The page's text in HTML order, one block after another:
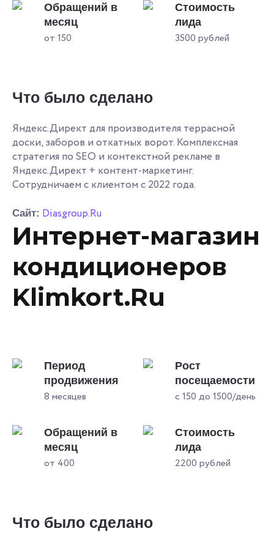
Обращений в
месяц
от 150
Стоимость
лида
3500 рублей
Что было сделано
Яндекс.Директ для производителя террасной
доски, заборов и откатных ворот. Комплексная
стратегия по SEO и контекстной рекламе в
Яндекс.Директ + контент-маркетинг.
Сотрудничаем с клиентом с 2022 года.
Сайт: Diasgroup.Ru
Интернет-магазин
кондиционеров
Klimkort.Ru
Период
продвижения
8 месяцев
Рост
посещаемости
с 150 до 1500/день
Обращений в
месяц
от 400
Стоимость
лида
2200 рублей
Что было сделано